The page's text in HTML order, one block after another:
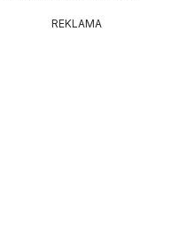
REKLAMA